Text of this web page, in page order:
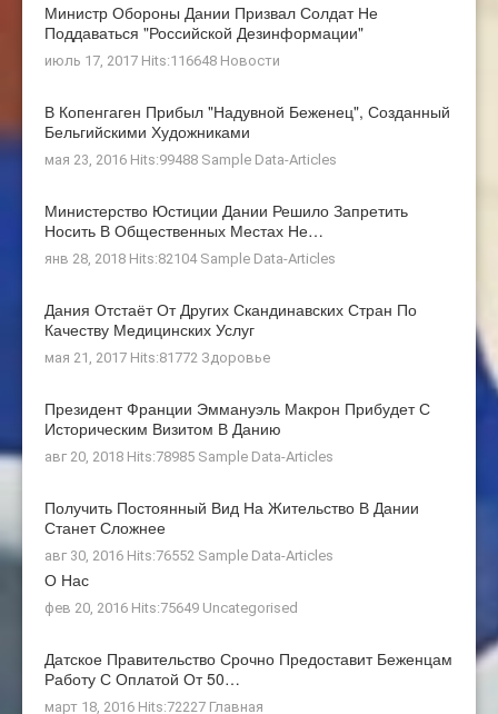
Министр Обороны Дании Призвал Солдат Не
Поддаваться "российской Дезинформации"
июль 17, 2017 Hits:116648 Новости
В Копенгаген Прибыл "Надувной Беженец", Созданный
Бельгийскими Художниками
мая 23, 2016 Hits:99488 Sample Data-Articles
Министерство Юстиции Дании Решило Запретить
Носить В Общественных Местах Не…
янв 28, 2018 Hits:82104 Sample Data-Articles
Дания Отстаёт От Других Скандинавских Стран По
Качеству Медицинских Услуг
мая 21, 2017 Hits:81772 Здоровье
Президент Франции Эммануэль Макрон Прибудет С
Историческим Визитом В Данию
авг 20, 2018 Hits:78985 Sample Data-Articles
Получить Постоянный Вид На Жительство В Дании
Станет Сложнее
авг 30, 2016 Hits:76552 Sample Data-Articles
О Нас
фев 20, 2016 Hits:75649 Uncategorised
Датское Правительство Срочно Предоставит Беженцам
Работу С Оплатой От 50…
март 18, 2016 Hits:72227 Главная